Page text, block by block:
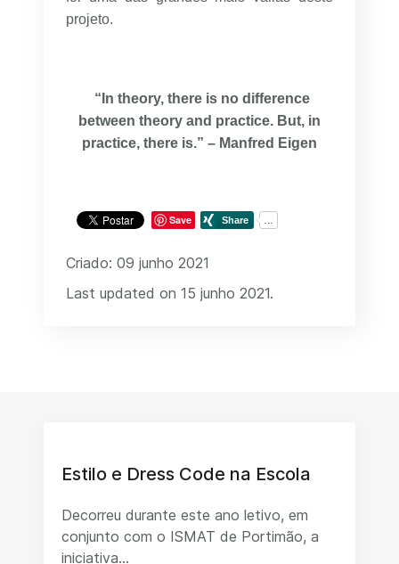
projeto.
“In theory, there is no difference
between theory and practice. But, in
practice, there is.” – Manfred Eigen
Save
Criado: 09 junho 2021
Last updated on 15 junho 2021.
Estilo e Dress Code na Escola
Decorreu durante este ano letivo, em
conjunto com o ISMAT de Portimão, a
iniciativa...